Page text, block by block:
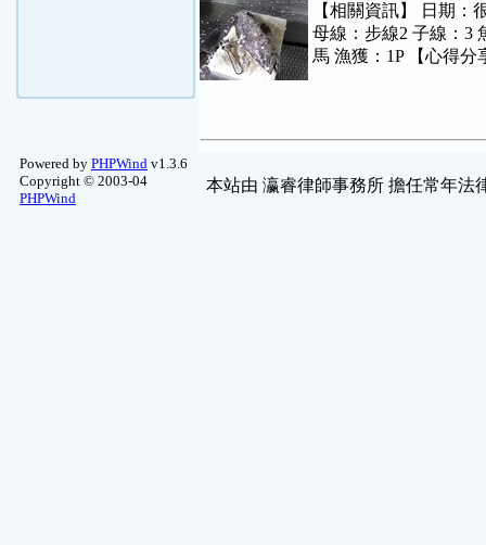
【相關資訊】 日期：
母線：步線2 子線：3
馬 漁獲：1P 【心得
Powered by PHPWind v1.3.6
Copyright © 2003-04
PHPWind
本站由 瀛睿律師事務所 擔任常年法